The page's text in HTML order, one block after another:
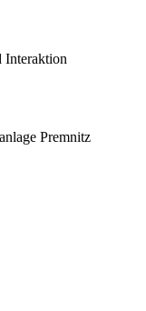
Interaktion
Premnitz